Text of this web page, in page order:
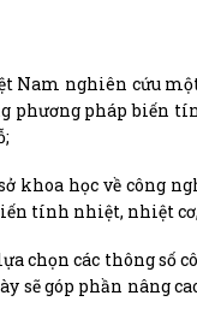
Nam nghiên cứu
phương pháp
khoa học về công
tính nhiệt, nhiệt
chọn các thông
sẽ góp phần nâng